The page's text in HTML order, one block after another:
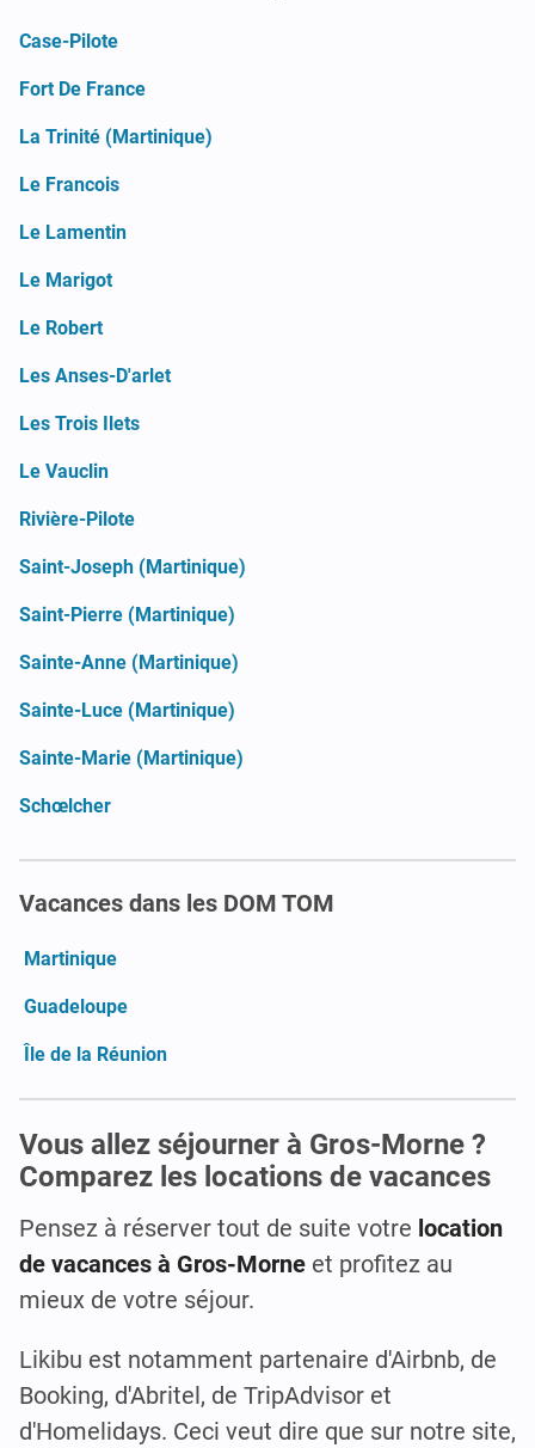
Case-Pilote
Fort De France
La Trinité (Martinique)
Le Francois
Le Lamentin
Le Marigot
Le Robert
Les Anses-D'arlet
Les Trois Ilets
Le Vauclin
Rivière-Pilote
Saint-Joseph (Martinique)
Saint-Pierre (Martinique)
Sainte-Anne (Martinique)
Sainte-Luce (Martinique)
Sainte-Marie (Martinique)
Schœlcher
Vacances dans les DOM TOM
Martinique
Guadeloupe
Île de la Réunion
Vous allez séjourner à Gros-Morne ?
Comparez les locations de vacances
Pensez à réserver tout de suite votre location
de vacances à Gros-Morne et profitez au
mieux de votre séjour.
Likibu est notamment partenaire d'Airbnb, de
Booking, d'Abritel, de TripAdvisor et
d'Homelidays. Ceci veut dire que sur notre site,